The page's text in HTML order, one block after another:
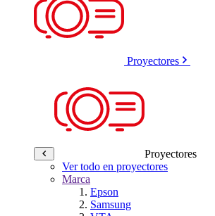
Proyectores
Proyectores
Ver todo en proyectores
Marca
Epson
Samsung